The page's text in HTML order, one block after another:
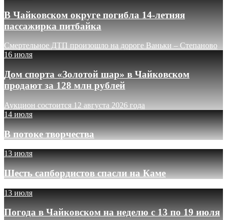
В Чайковском округе погибла 14-летняя
пассажирка питбайка
Смертельное ДТП произошло на дороге Ваньки – Степаново
16 июля
Дом спорта «Золотой шар» в Чайковском
продают за 128 млн рублей
Аукцион состоится 12 августа 2026 года
14 июля
В потоке творчества
13 июля
Шесть сапбордистов спасли на Каме
13 июля
Погода в Чайковском на неделю с 13 по 19 июля